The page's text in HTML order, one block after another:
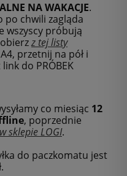
NA WAKACJE.
po chwili zagląda
wszyscy próbują
z tej listy
przetnij na pół i
do PRÓBEK
co miesiąc 12
, poprzednie
sklepie LOGI.
do paczkomatu jest